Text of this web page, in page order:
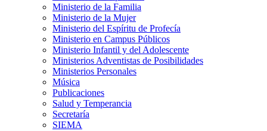
Ministerio de la Familia
Ministerio de la Mujer
Ministerio del Espíritu de Profecía
Ministerio en Campus Públicos
Ministerio Infantil y del Adolescente
Ministerios Adventistas de Posibilidades
Ministerios Personales
Música
Publicaciones
Salud y Temperancia
Secretaría
SIEMA